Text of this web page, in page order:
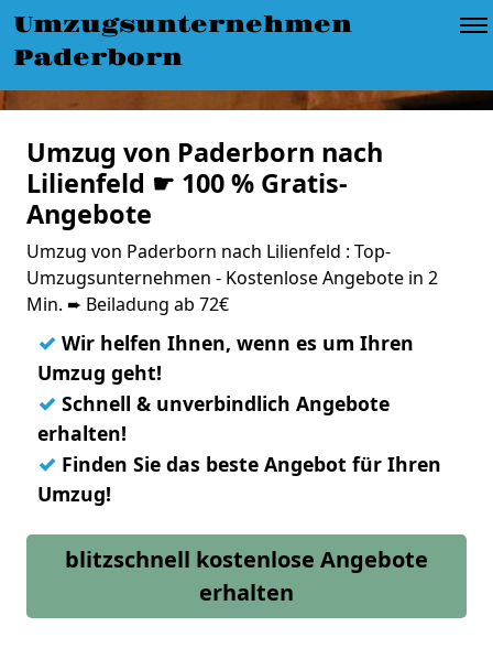
Umzugsunternehmen
Paderborn
Umzug von Paderborn nach
Lilienfeld ☛ 100 % Gratis-
Angebote
Umzug von Paderborn nach Lilienfeld : Top-
Umzugsunternehmen - Kostenlose Angebote in 2
Min. ➨ Beiladung ab 72€
✓ Wir helfen Ihnen, wenn es um Ihren
Umzug geht!
✓ Schnell & unverbindlich Angebote
erhalten!
✓ Finden Sie das beste Angebot für Ihren
Umzug!
blitzschnell kostenlose Angebote
erhalten